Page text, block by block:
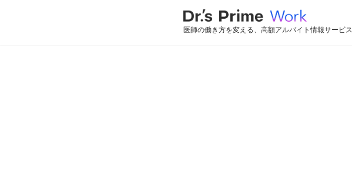
医師の働き方を変える、高額アルバイト情報サービス